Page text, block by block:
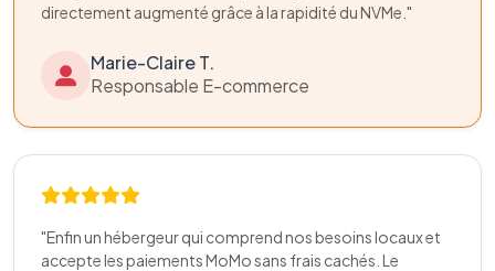
directement augmenté grâce à la rapidité du NVMe."
Marie-Claire T.
Responsable E-commerce
"Enfin un hébergeur qui comprend nos besoins locaux et
accepte les paiements MoMo sans frais cachés. Le